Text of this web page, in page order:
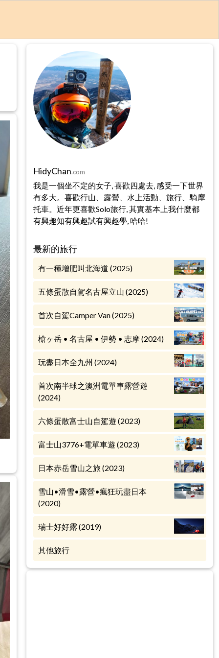
HidyChan.com
我是一個坐不定的女子, 喜歡四處去, 感受一下世界
有多大。喜歡行山、露營、水上活動、旅行、騎摩
托車。近年更喜歡Solo旅行, 其實基本上我什麼都
有興趣知有興趣試有興趣學, 哈哈!
最新的旅行
有一種增肥叫北海道 (2025)
五條蛋散自駕名古屋立山 (2025)
首次自駕Camper Van (2025)
槍ヶ岳 • 名古屋 • 伊勢 • 志摩 (2024)
玩盡日本全九州 (2024)
首次南半球之澳洲電單車露營遊
(2024)
六條蛋散富士山自駕遊 (2023)
富士山3776+電單車遊 (2023)
日本赤岳雪山之旅 (2023)
雪山•滑雪•露營•瘋狂玩盡日本
(2020)
瑞士好好露 (2019)
其他旅行